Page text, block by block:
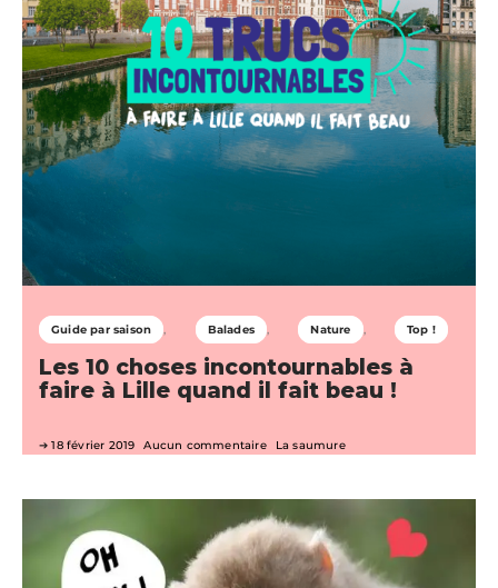
Guide par saison Balades Nature Top !
Les 10 choses incontournables à
faire à Lille quand il fait beau !
18 février 2019 Aucun commentaire La saumure